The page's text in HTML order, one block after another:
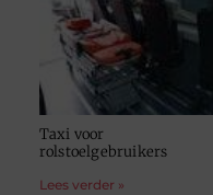
Taxi voor
rolstoelgebruikers
Lees verder »